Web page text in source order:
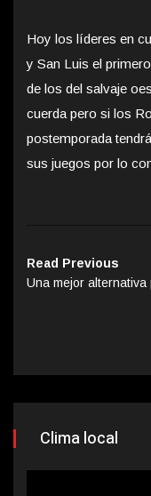
Hoy los líderes en
y San Luis el
de los del salvaje
cuerda pero si los
postemporada
sus juegos por lo
Read Previous
Una mejor
Clima local